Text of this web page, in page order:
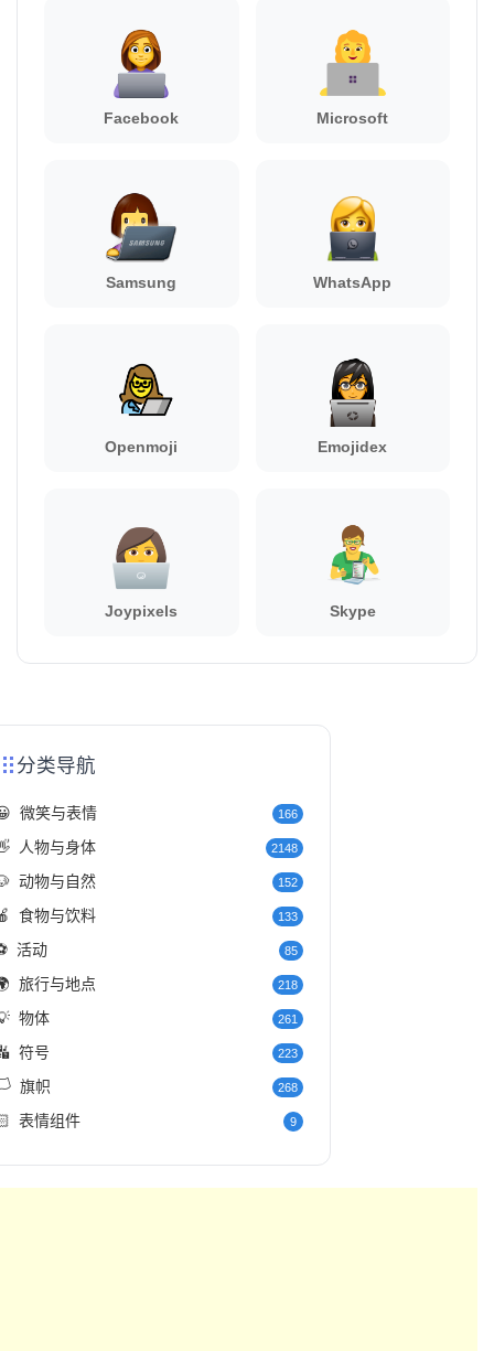
Facebook Microsoft
Samsung WhatsApp
Openmoji Emojidex
Joypixels Skype
分类导航
微笑与表情 166
人物与身体 2148
动物与自然 152
食物与饮料 133
活动 85
旅行与地点 218
物体 261
符号 223
旗帜 268
表情组件 9